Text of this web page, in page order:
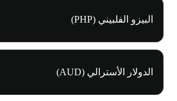
البيزو الفلبيني (PHP)
الدولار الأسترالي (AUD)